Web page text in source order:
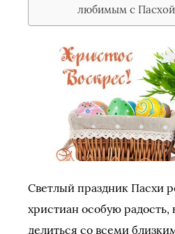
любимым с Пасхой
Светлый праздник Пасхи
христиан особую радость,
делиться со всеми